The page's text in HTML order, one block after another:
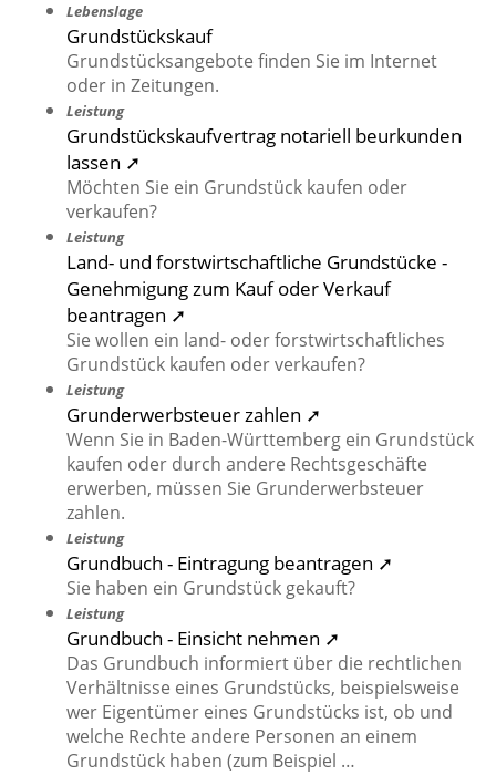
Lebenslage
Grundstückskauf
Grundstücksangebote finden Sie im Internet
oder in Zeitungen.
Leistung
Grundstückskaufvertrag notariell beurkunden
lassen ➚
Möchten Sie ein Grundstück kaufen oder
verkaufen?
Leistung
Land- und forstwirtschaftliche Grundstücke -
Genehmigung zum Kauf oder Verkauf
beantragen ➚
Sie wollen ein land- oder forstwirtschaftliches
Grundstück kaufen oder verkaufen?
Leistung
Grunderwerbsteuer zahlen ➚
Wenn Sie in Baden-Württemberg ein Grundstück
kaufen oder durch andere Rechtsgeschäfte
erwerben, müssen Sie Grunderwerbsteuer
zahlen.
Leistung
Grundbuch - Eintragung beantragen ➚
Sie haben ein Grundstück gekauft?
Leistung
Grundbuch - Einsicht nehmen ➚
Das Grundbuch informiert über die rechtlichen
Verhältnisse eines Grundstücks, beispielsweise
wer Eigentümer eines Grundstücks ist, ob und
welche Rechte andere Personen an einem
Grundstück haben (zum Beispiel …